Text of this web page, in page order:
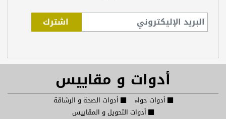
أدوات و مقاييس
أدوات حواء
أدوات الصحة و الرشاقة
أدوات التحويل و المقاييس